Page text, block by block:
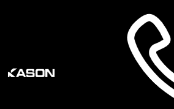
国产精品一区在线
潮片免费视频-日日
久久-17c国产精品
狠做-午夜裸体性播